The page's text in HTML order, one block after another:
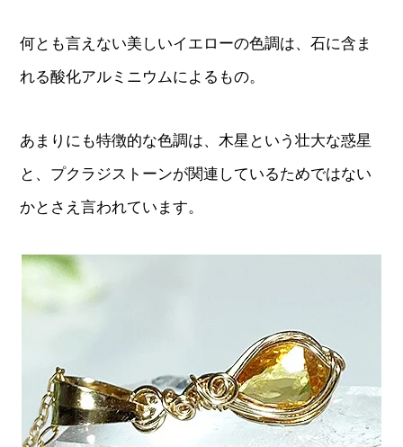
何とも言えない美しいイエローの色調は、石に含ま
れる酸化アルミニウムによるもの。
あまりにも特徴的な色調は、木星という壮大な惑星
と、プクラジストーンが関連しているためではない
かとさえ言われています。